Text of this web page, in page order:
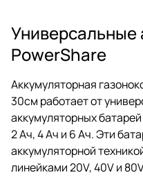
Универсальные
PowerShare
Аккумуляторная
30см работает от
аккумуляторных
2 Ач, 4 Ач и 6 Ач. Эти
аккумуляторной
линейками 20V, 40V и